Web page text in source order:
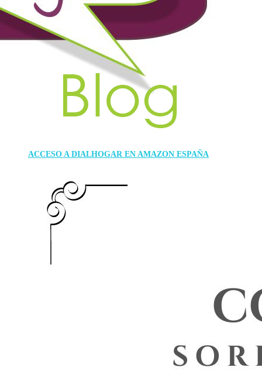
ACCESO A DIALHOGAR EN AMAZON ESPAÑA